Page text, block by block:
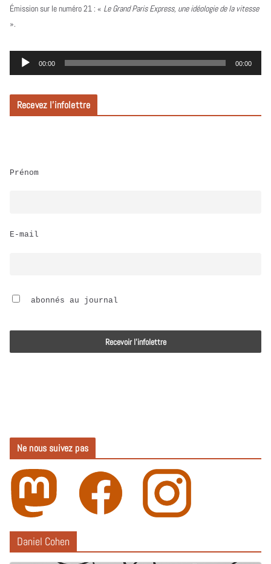
Daniel Cohen
Émission sur le numéro 21 : « Le Grand Paris Express, une idéologie de la vitesse
».
e
c
t
r
i
00:00 00:00
Recevez l’infolettre
Prénom
E-mail
abonnés au journal
Ne nous suivez pas